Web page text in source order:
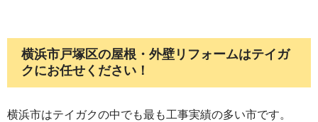
横浜市戸塚区の屋根・外壁リフォームはテイガ
クにお任せください！
横浜市はテイガクの中でも最も工事実績の多い市です。